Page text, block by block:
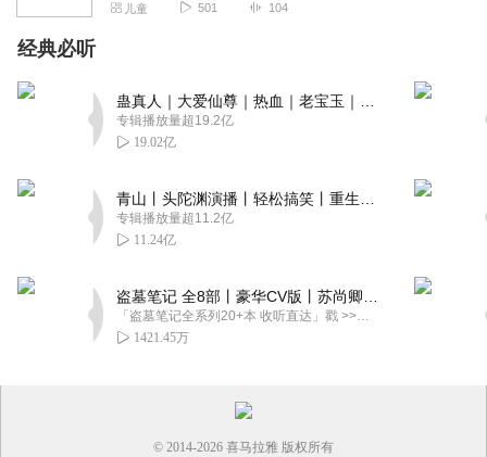
儿童 501 104
经典必听
专辑播放量超19.2亿
19.02亿
专辑播放量超11.2亿
11.24亿
「盗墓笔记全系列20+本 收听直达」戳 >>改编自南派三叔同名作品，腾讯音乐娱乐集团出品，冠声文化制作，...
1421.45万
© 2014-2026 喜马拉雅 版权所有